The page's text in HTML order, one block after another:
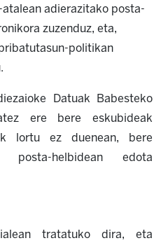
adierazitako posta-
zuzenduz, eta,
politikan
Datuak Babesteko
ere bere eskubideak
lortu ez duenean, bere
posta-helbidean edota
tratatuko dira, eta